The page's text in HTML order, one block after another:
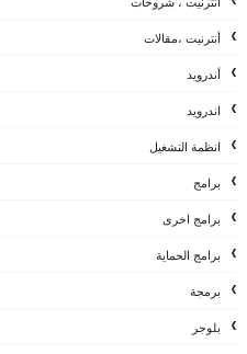
أنترنيت ،مقالات
أندرويد
اندرويد
انظمة التشغيل
برامج
برامج اخرى
برامج الحماية
برمجة
بلوجر